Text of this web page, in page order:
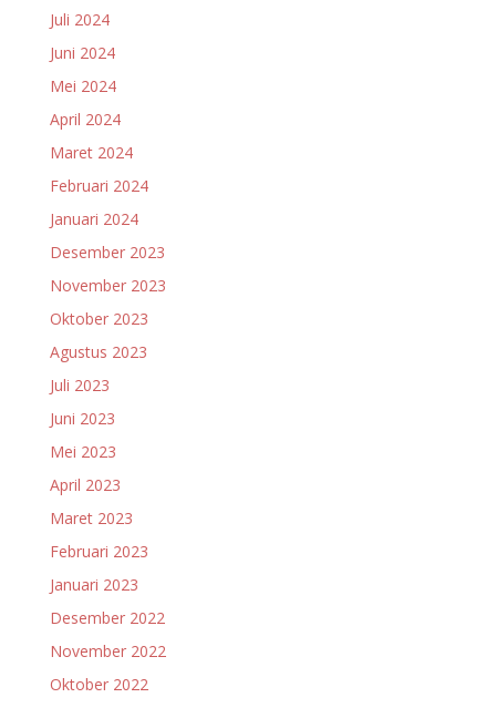
Juli 2024
Juni 2024
Mei 2024
April 2024
Maret 2024
Februari 2024
Januari 2024
Desember 2023
November 2023
Oktober 2023
Agustus 2023
Juli 2023
Juni 2023
Mei 2023
April 2023
Maret 2023
Februari 2023
Januari 2023
Desember 2022
November 2022
Oktober 2022